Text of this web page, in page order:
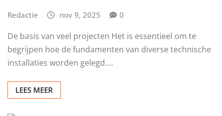
Redactie nov 9, 2025 0
De basis van veel projecten Het is essentieel om te
begrijpen hoe de fundamenten van diverse technische
installaties worden gelegd.…
LEES MEER